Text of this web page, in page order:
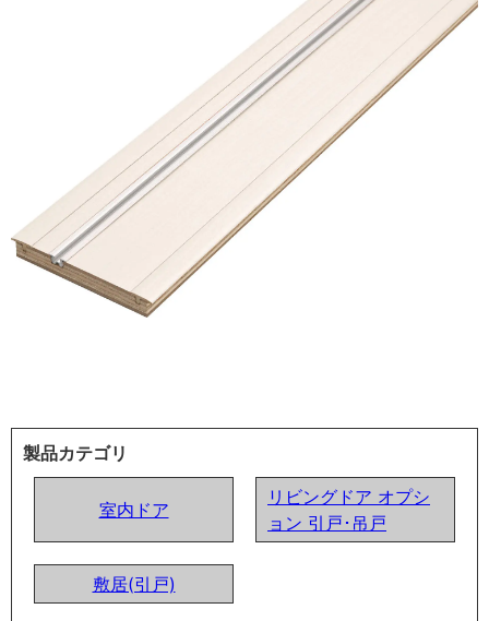
製品カテゴリ
室内ドア
リビングドア オプシ
ョン 引戸･吊戸
敷居(引戸)